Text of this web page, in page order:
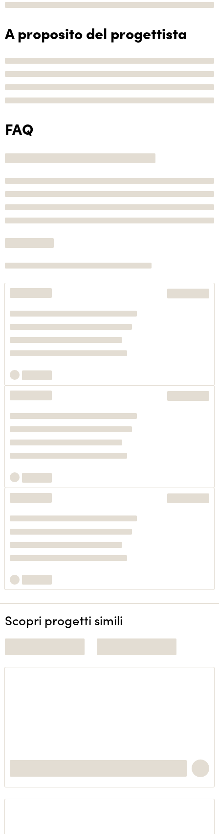
A proposito del progettista
FAQ
Scopri progetti simili